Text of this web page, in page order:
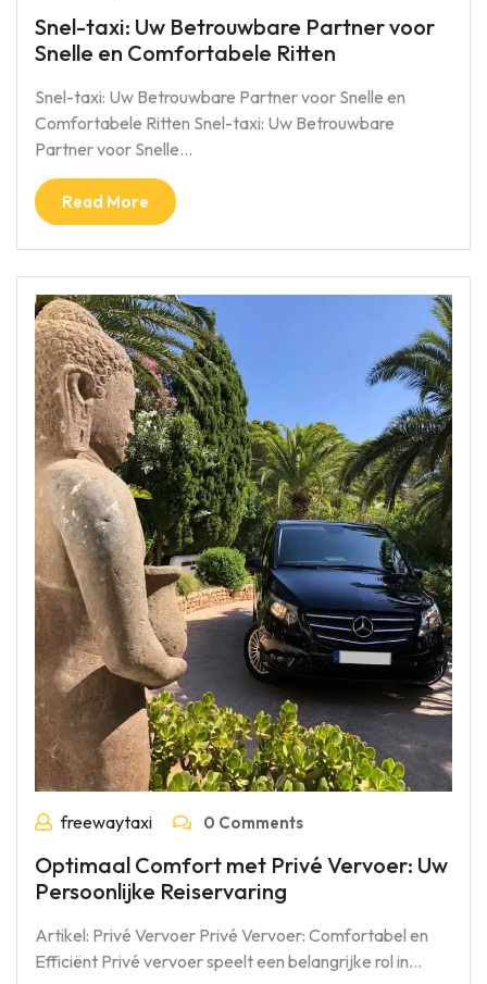
Snel-taxi: Uw Betrouwbare Partner voor
Snelle en Comfortabele Ritten
Snel-taxi: Uw Betrouwbare Partner voor Snelle en
Comfortabele Ritten Snel-taxi: Uw Betrouwbare
Partner voor Snelle…
Read More
freewaytaxi 0 Comments
Optimaal Comfort met Privé Vervoer: Uw
Persoonlijke Reiservaring
Artikel: Privé Vervoer Privé Vervoer: Comfortabel en
Efficiënt Privé vervoer speelt een belangrijke rol in…